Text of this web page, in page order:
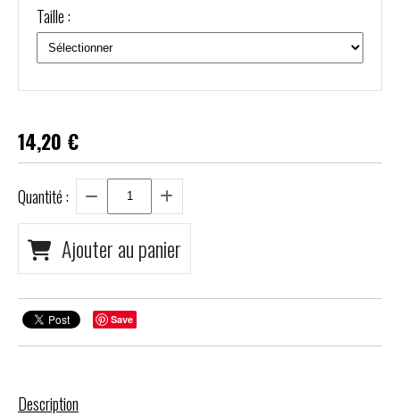
Taille :
14,20 €
Quantité :
Ajouter au panier
Save
Description